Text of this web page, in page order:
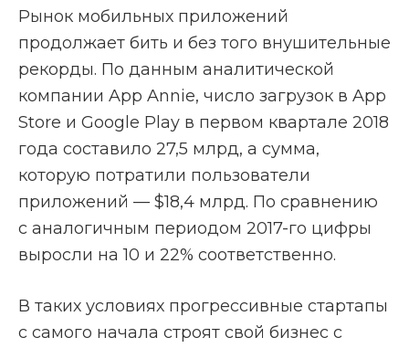
Рынок мобильных приложений
продолжает бить и без того внушительные
рекорды. По данным аналитической
компании App Annie, число загрузок в App
Store и Google Play в первом квартале 2018
года составило 27,5 млрд, а сумма,
которую потратили пользователи
приложений — $18,4 млрд. По сравнению
с аналогичным периодом 2017-го цифры
выросли на 10 и 22% соответственно.
В таких условиях прогрессивные стартапы
с самого начала строят свой бизнес с